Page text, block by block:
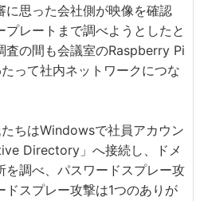
に思った会社側が映像を確認
プレートまで調べようとしたと
査の間も会議室のRaspberry Pi
って社内ネットワークにつな
ちはWindowsで社員アカウン
Directory」へ接続し、ドメ
を調べ、パスワードスプレー攻
スプレー攻撃は1つのありが